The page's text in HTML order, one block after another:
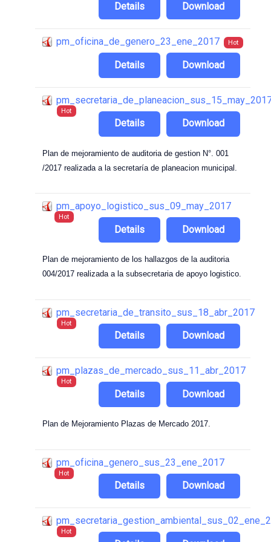
Download
Details
pm_oficina_de_genero_23_ene_2017 Hot
Download
Details
Hot
Download
Details
Plan de mejoramiento de auditoria de gestion N°. 001
/2017 realizada a la secretaría de planeacion municipal.
pm_apoyo_logistico_sus_09_may_2017
Hot
Download
Details
Plan de mejoramiento de los hallazgos de la auditoria
004/2017 realizada a la subsecretaria de apoyo logistico.
pm_secretaria_de_transito_sus_18_abr_2017
Hot
Download
Details
pm_plazas_de_mercado_sus_11_abr_2017
Hot
Download
Details
Plan de Mejoramiento Plazas de Mercado 2017.
pm_oficina_genero_sus_23_ene_2017
Hot
Download
Details
Hot